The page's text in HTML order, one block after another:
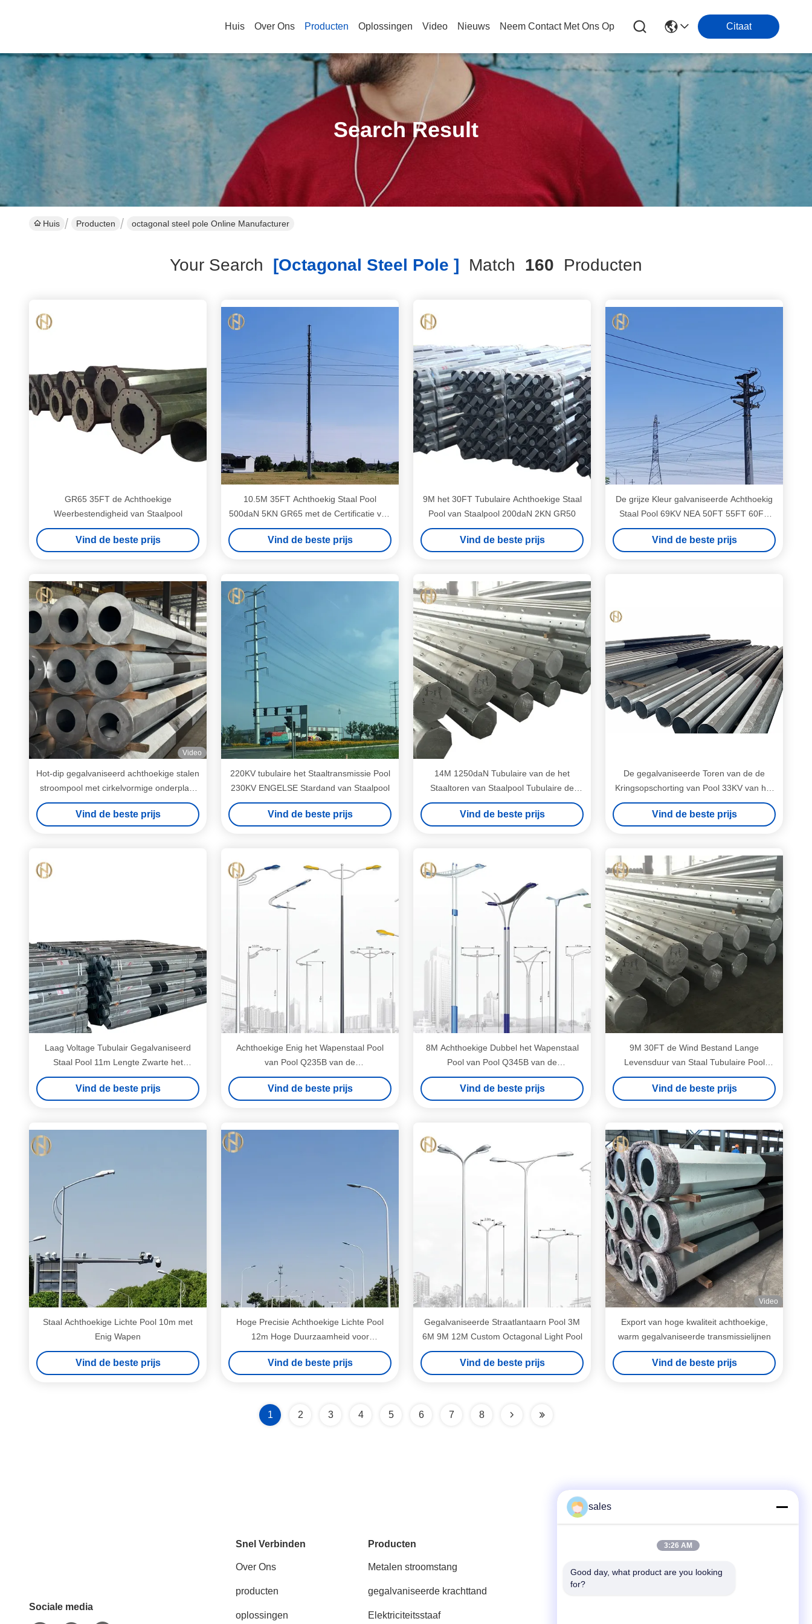
Huis Over Ons Producten Oplossingen Video Nieuws Neem Contact Met Ons Op Citaat
Search Result
Huis Producten octagonal steel pole Online Manufacturer
Your Search [octagonal Steel Pole ] Match 160 Producten
GR65 35FT de Achthoekige
Weerbestendigheid van Staalpool
Vind de beste prijs
10.5M 35FT Achthoekig Staal Pool
500daN 5KN GR65 met de Certificatie van
ISO 9001
Vind de beste prijs
9M het 30FT Tubulaire Achthoekige Staal
Pool van Staalpool 200daN 2KN GR50
Vind de beste prijs
De grijze Kleur galvaniseerde Achthoekig
Staal Pool 69KV NEA 50FT 55FT 60FT
65FT 70FT
Vind de beste prijs
Video
Hot-dip gegalvaniseerd achthoekige stalen
stroompool met cirkelvormige onderplaat
tegen zinken
Vind de beste prijs
220KV tubulaire het Staaltransmissie Pool
230KV ENGELSE Stardand van Staalpool
Vind de beste prijs
14M 1250daN Tubulaire van de het
Staaltoren van Staalpool Tubulaire de
Hete Onderdompelings Gegalvaniseerde
Oppervlakte
Vind de beste prijs
De gegalvaniseerde Toren van de de
Kringsopschorting van Pool 33KV van het
Kleuren Tubulaire Staal Dubbele
Vind de beste prijs
Laag Voltage Tubulair Gegalvaniseerd
Staal Pool 11m Lengte Zwarte het
Schilderen Kleur
Vind de beste prijs
Achthoekige Enig het Wapenstaal Pool
van Pool Q235B van de
Vormstraatlantaarn
Vind de beste prijs
8M Achthoekige Dubbel het Wapenstaal
Pool van Pool Q345B van de
Vormstraatlantaarn
Vind de beste prijs
9M 30FT de Wind Bestand Lange
Levensduur van Staal Tubulaire Pool
200daN 2KN GR50
Vind de beste prijs
Staal Achthoekige Lichte Pool 10m met
Enig Wapen
Vind de beste prijs
Hoge Precisie Achthoekige Lichte Pool
12m Hoge Duurzaamheid voor
Gebiedsverlichting
Vind de beste prijs
Gegalvaniseerde Straatlantaarn Pool 3M
6M 9M 12M Custom Octagonal Light Pool
Vind de beste prijs
Video
Export van hoge kwaliteit achthoekige,
warm gegalvaniseerde transmissielijnen
Vind de beste prijs
1 2 3 4 5 6 7 8
Sociale media
Snel Verbinden
Over Ons
producten
oplossingen
Producten
Metalen stroomstang
gegalvaniseerde krachttand
Elektriciteitsstaaf
Tel
sales
3:26 AM
Good day, what product are you looking
for?